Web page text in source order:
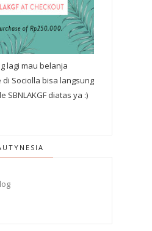
lagi mau belanja
Sociolla bisa langsung
SBNLAKGF diatas ya :)